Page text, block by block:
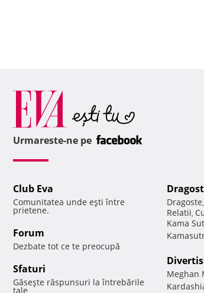
Urmareste-ne pe
Club Eva
Comunitatea unde eşti între
prietene.
Forum
Dezbate tot ce te preocupă
Sfaturi
Găseşte răspunsuri la întrebările
tale
Dragoste,
Relatii,
Kama
Meghan